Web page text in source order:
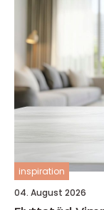
inspiration
04. August 2026